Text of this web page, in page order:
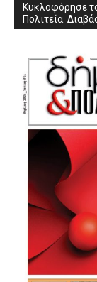
Κυκλοφόρησε
Πολιτεία.